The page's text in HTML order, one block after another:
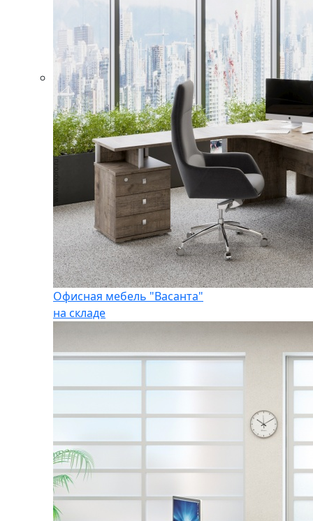
Офисная мебель "Васанта"
на складе